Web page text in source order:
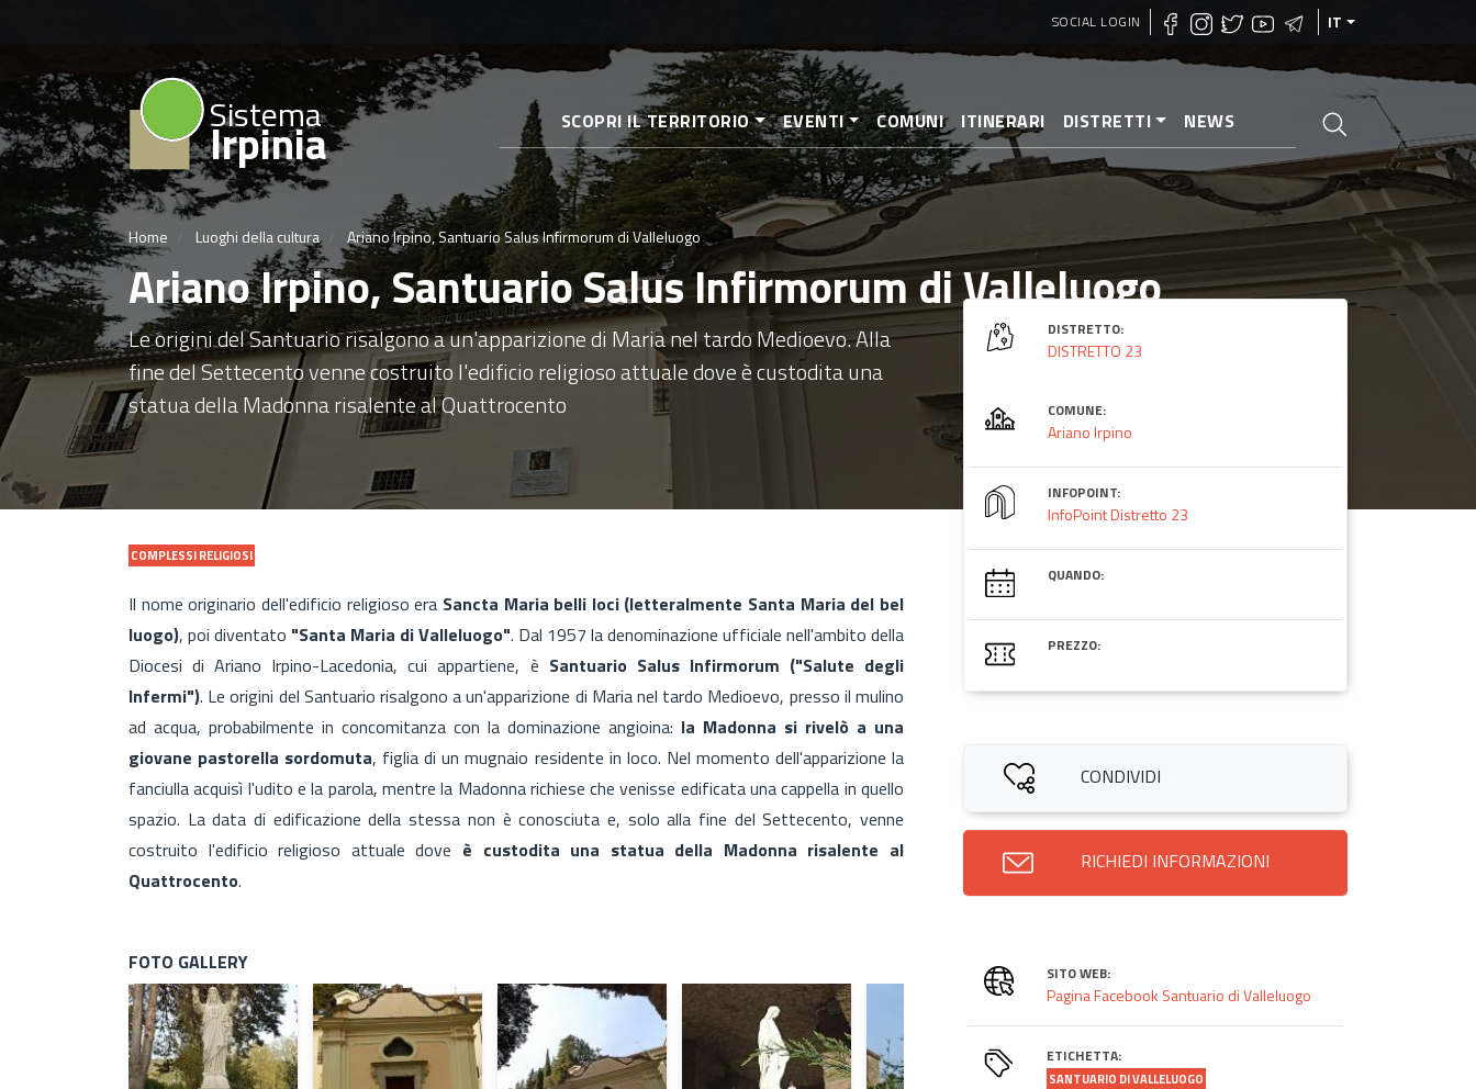
contenuto
principale
SOCIAL LOGIN IT
Sistema
Irpinia SCOPRI IL TERRITORIO EVENTI COMUNI ITINERARI DISTRETTI NEWS
Home Luoghi della cultura Ariano Irpino, Santuario Salus Infirmorum di Valleluogo
Ariano Irpino, Santuario Salus Infirmorum di Valleluogo
Le origini del Santuario risalgono a un'apparizione di Maria nel tardo Medioevo. Alla
fine del Settecento venne costruito l'edificio religioso attuale dove è custodita una
statua della Madonna risalente al Quattrocento
COMPLESSI RELIGIOSI
Il nome originario dell'edificio religioso era Sancta Maria belli loci (letteralmente Santa Maria del bel
luogo), poi diventato "Santa Maria di Valleluogo". Dal 1957 la denominazione ufficiale nell'ambito della
Diocesi di Ariano Irpino-Lacedonia, cui appartiene, è Santuario Salus Infirmorum ("Salute degli
Infermi"). Le origini del Santuario risalgono a un'apparizione di Maria nel tardo Medioevo, presso il mulino
ad acqua, probabilmente in concomitanza con la dominazione angioina: la Madonna si rivelò a una
giovane pastorella sordomuta, figlia di un mugnaio residente in loco. Nel momento dell'apparizione la
fanciulla acquisì l'udito e la parola, mentre la Madonna richiese che venisse edificata una cappella in quello
spazio. La data di edificazione della stessa non è conosciuta e, solo alla fine del Settecento, venne
costruito l'edificio religioso attuale dove è custodita una statua della Madonna risalente al
Quattrocento.
FOTO GALLERY
DISTRETTO:
DISTRETTO 23
COMUNE:
Ariano Irpino
INFOPOINT:
InfoPoint Distretto 23
QUANDO:
PREZZO:
CONDIVIDI
RICHIEDI INFORMAZIONI
SITO WEB:
Pagina Facebook Santuario di Valleluogo
ETICHETTA:
SANTUARIO DI VALLELUOGO